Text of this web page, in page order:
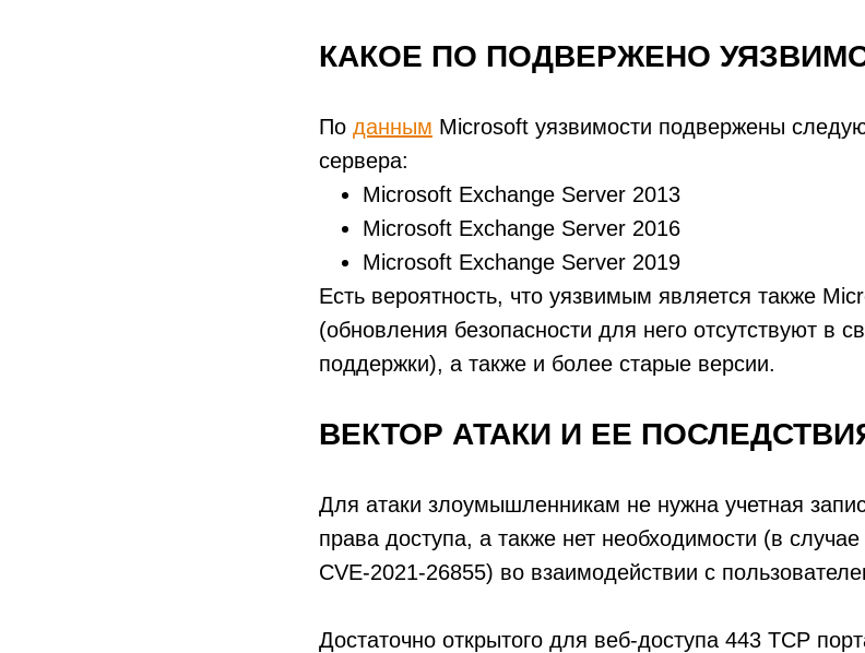
КАКОЕ ПО ПОДВЕРЖЕНО
По данным Microsoft уязвимости подвержены
сервера:
Microsoft Exchange Server 2013
Microsoft Exchange Server 2016
Microsoft Exchange Server 2019
Есть вероятность, что уязвимым является также
(обновления безопасности для него отсутствуют в
поддержки), а также и более старые версии.
ВЕКТОР АТАКИ И ЕЕ
Для атаки злоумышленникам не нужна учетная
права доступа, а также нет необходимости (в
CVE-2021-26855) во взаимодействии с
Достаточно открытого для веб-доступа 443 TCP